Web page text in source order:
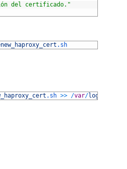
del certificado."
.sh
.sh >> /var/log